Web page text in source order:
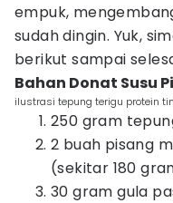
empuk,
sudah dingin. Yuk,
berikut sampai
Bahan Donat Susu
ilustrasi tepung terigu protein
250 gram
2 buah pisang
(sekitar 180
30 gram gula